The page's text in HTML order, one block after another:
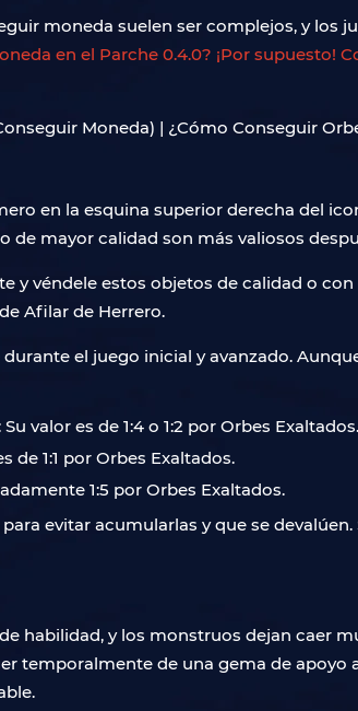
moneda suelen ser complejos, y los
en el Parche 0.4.0? ¡Por supuesto!
en la esquina superior derecha del
de mayor calidad son más valiosos
y véndele estos objetos de calidad o
Afilar de Herrero.
el juego inicial y avanzado.
valor es de 1:4 o 1:2 por Orbes Exaltados.
de 1:1 por Orbes Exaltados.
1:5 por Orbes Exaltados.
evitar acumularlas y que se
habilidad, y los monstruos dejan caer
temporalmente de una gema de apoyo